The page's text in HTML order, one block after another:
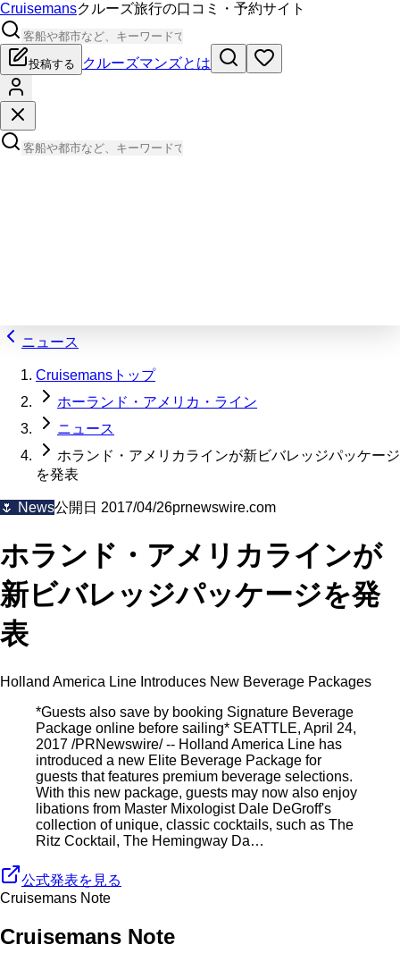
Cruisemansクルーズ旅行の口コミ・予約サイト
投稿する クルーズマンズとは
ニュース
Cruisemansトップ
ホーランド・アメリカ・ライン
ニュース
ホランド・アメリカラインが新ビバレッジパッケージ
を発表
🌷 News公開日 2017/04/26prnewswire.com
ホランド・アメリカラインが
新ビバレッジパッケージを発
表
Holland America Line Introduces New Beverage Packages
*Guests also save by booking Signature Beverage
Package online before sailing* SEATTLE, April 24,
2017 /PRNewswire/ -- Holland America Line has
introduced a new Elite Beverage Package for
guests that features premium beverage selections.
With this new package, guests may now also enjoy
libations from Master Mixologist Dale DeGroff's
collection of unique, classic cocktails, such as The
Ritz Cocktail, The Hemingway Da…
公式発表を見る
Cruisemans Note
Cruisemans Note